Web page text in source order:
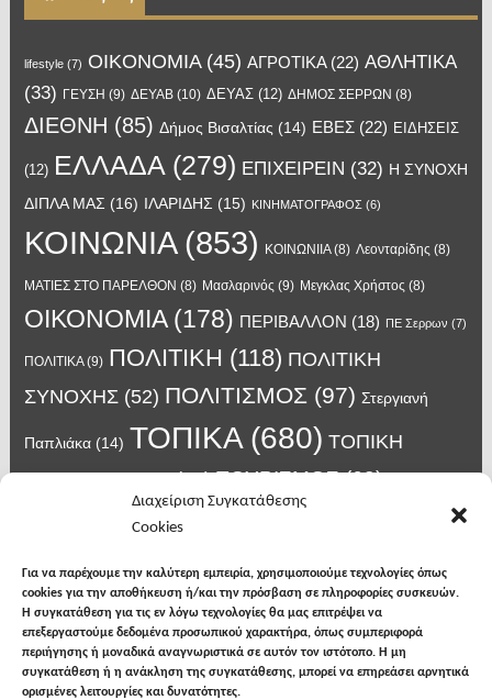
Διαχείριση Συγκατάθεσης
Cookies
Για να παρέχουμε την καλύτερη εμπειρία, χρησιμοποιούμε τεχνολογίες όπως
cookies για την αποθήκευση ή/και την πρόσβαση σε πληροφορίες συσκευών.
Η συγκατάθεση για τις εν λόγω τεχνολογίες θα μας επιτρέψει να
επεξεργαστούμε δεδομένα προσωπικού χαρακτήρα, όπως συμπεριφορά
περιήγησης ή μοναδικά αναγνωριστικά σε αυτόν τον ιστότοπο. Η μη
συγκατάθεση ή η ανάκληση της συγκατάθεσης, μπορεί να επηρεάσει αρνητικά
ορισμένες λειτουργίες και δυνατότητες.
lifestyle(7) OIKONOMIA(45) ΑΓΡΟΤΙΚΑ(22) ΑΘΛΗΤΙΚΑ
(33) ΓΕΥΣΗ (9) ΔΕΥΑΒ(10) ΔΕΥΑΣ(12) ΔΗΜΟΣ ΣΕΡΡΩΝ (8)
ΔΙΕΘΝΗ (85) Δήμος Βισαλτίας (14) ΕΒΕΣ(22) ΕΙΔΗΣΕΙΣ
(12) ΕΛΛΑΔΑ(279) ΕΠΙΧΕΙΡΕΙΝ (32) Η ΣΥΝΟΧΗ
ΔΙΠΛΑ ΜΑΣ (16) ΙΛΑΡΙΔΗΣ (15) ΚΙΝΗΜΑΤΟΓΡΑΦΟΣ (6)
ΚΟΙΝΩΝΙΑ(853) ΚΟΙΝΩΝΙΙΑ(8) Λεονταρίδης (8)
ΜΑΤΙΕΣ ΣΤΟ ΠΑΡΕΛΘΟΝ (8) Μασλαρινός (9) Μεγκλας Χρήστος (8)
ΟΙΚΟΝΟΜΙΑ(178) ΠΕΡΙΒΑΛΛΟΝ (18) ΠΕ Σερρων (7)
ΠΟΛΙΤΙΚΑ(9) ΠΟΛΙΤΙΚΗ (118) ΠΟΛΙΤΙΚΗ
ΣΥΝΟΧΗΣ(52) ΠΟΛΙΤΙΣΜΟΣ (97) Στεργιανή
Παπλιάκα(14) ΤΟΠΙΚΑ(680) ΤΟΠΙΚΗ
ΑΥΤΟΔΙΟΙΚΗΣΗ(45) ΤΟΥΡΙΣΜΟΣ(63)
(14) Χατζηβασιλειου
κρούσματα κορονοϊού(18) λαϊκή Νιγρίτας(13) νοσοκομείο Σερρών
σπυροπουλος(7) υγεια(148)